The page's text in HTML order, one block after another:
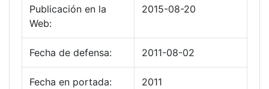
Publicación en la
Web:
2015-08-20
Fecha de defensa: 2011-08-02
Fecha en portada: 2011